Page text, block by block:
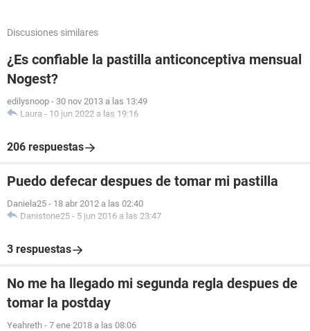
Discusiones similares
¿Es confiable la pastilla anticonceptiva mensual
Nogest?
edilysnoop - 30 nov 2013 a las 13:49
Laura - 10 jun 2022 a las 19:16
206 respuestas
Puedo defecar despues de tomar mi pastilla
Daniela25 - 18 abr 2012 a las 02:40
Danistone25 - 5 jun 2016 a las 23:47
3 respuestas
No me ha llegado mi segunda regla despues de
tomar la postday
Yeahreth - 7 ene 2018 a las 08:06